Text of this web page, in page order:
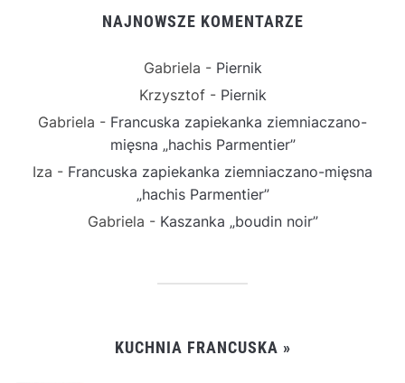
NAJNOWSZE KOMENTARZE
Gabriela - Piernik
Krzysztof- Piernik
Gabriela - Francuska zapiekanka ziemniaczano-
mięsna „hachis Parmentier”
Iza - Francuska zapiekanka ziemniaczano-mięsna
„hachis Parmentier”
Gabriela - Kaszanka „boudin noir”
KUCHNIA FRANCUSKA »